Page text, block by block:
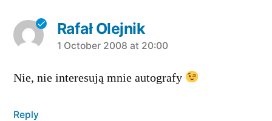
Rafał Olejnik
says:
1 October 2008 at 20:00
Nie, nie interesują mnie autografy
Reply